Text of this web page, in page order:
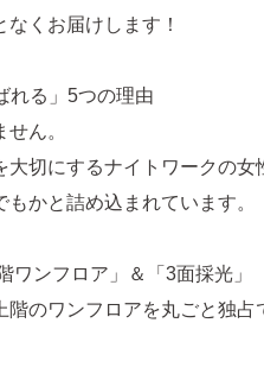
くお届けします！
れる」5つの理由
ん。
切にするナイトワークの女
かと詰め込まれています。
ンフロア」＆「3面採光」
のワンフロアを丸ごと独占